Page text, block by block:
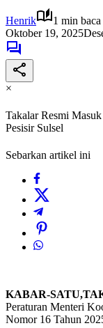
Henrik
1 min baca
Oktober 19, 2025
×
Takalar Resmi
Pesisir Sulsel
Sebarkan artikel ini
KABAR-
Peraturan Menteri
Nomor 16 Tahun